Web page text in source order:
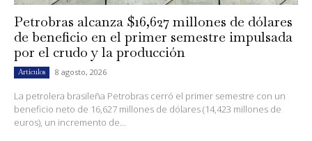
Petrobras alcanza $16,627 millones de dólares
de beneficio en el primer semestre impulsada
por el crudo y la producción
Artículos 8 agosto, 2026
La petrolera brasileña Petrobras cerró el primer semestre con un
beneficio neto de 16,627 millones de dólares (14,423 millones de
euros), un incremento de...